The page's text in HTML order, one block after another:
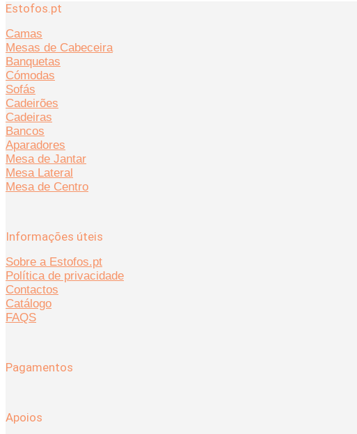
Estofos.pt
Camas
Mesas de Cabeceira
Banquetas
Cómodas
Sofás
Cadeirões
Cadeiras
Bancos
Aparadores
Mesa de Jantar
Mesa Lateral
Mesa de Centro
Informações úteis
Sobre a Estofos.pt
Política de privacidade
Contactos
Catálogo
FAQS
Pagamentos
Apoios